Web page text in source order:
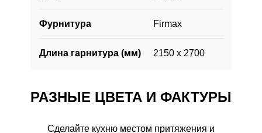
Фурнитура Firmax
Длина гарнитура (мм) 2150 х 2700
РАЗНЫЕ ЦВЕТА И ФАКТУРЫ
Сделайте кухню местом притяжения и